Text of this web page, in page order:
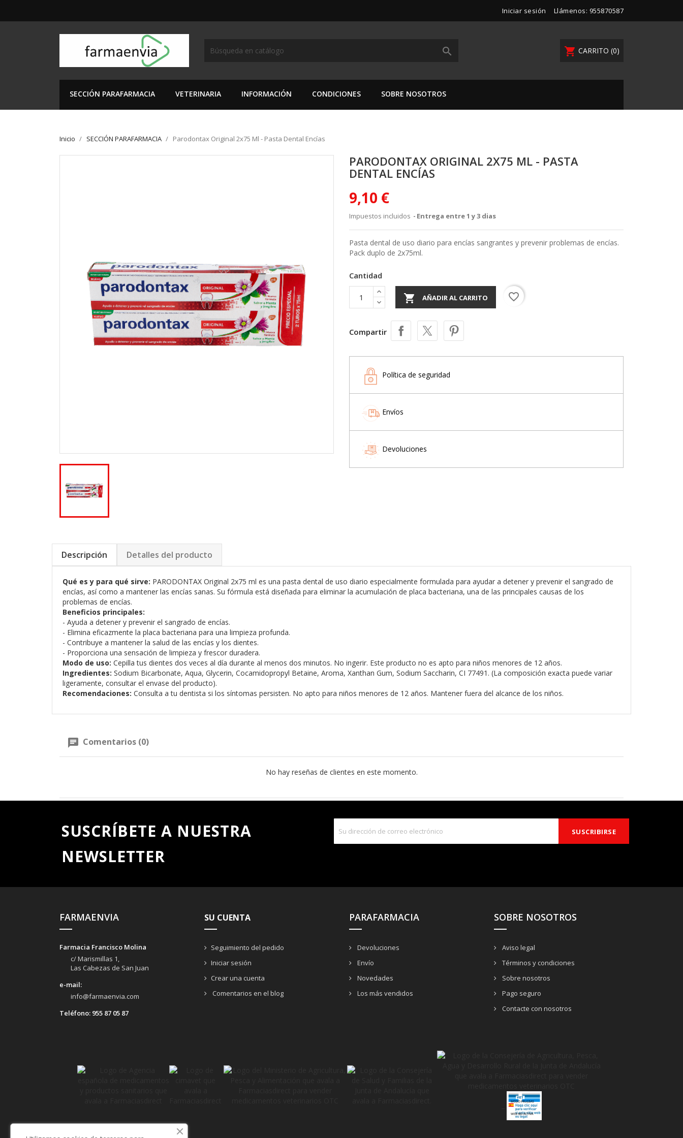
Iniciar sesión Llámenos: 955870587
shopping_cart CARRITO (0)
search
SECCIÓN PARAFARMACIA VETERINARIA INFORMACIÓN CONDICIONES SOBRE NOSOTROS
Inicio SECCIÓN PARAFARMACIA Parodontax Original 2x75 Ml - Pasta Dental Encías
PARODONTAX ORIGINAL 2X75 ML - PASTA
DENTAL ENCÍAS
9,10 €
Impuestos incluidos Entrega entre 1 y 3 dias
Pasta dental de uso diario para encías sangrantes y prevenir problemas de encías.
Pack duplo de 2x75ml.
Cantidad
 AÑADIR AL CARRITO favorite_border
Compartir
Política de seguridad
Envíos
Devoluciones
Descripción Detalles del producto
Qué es y para qué sirve: PARODONTAX Original 2x75 ml es una pasta dental de uso diario especialmente formulada para ayudar a detener y prevenir el sangrado de
encías, así como a mantener las encías sanas. Su fórmula está diseñada para eliminar la acumulación de placa bacteriana, una de las principales causas de los
problemas de encías.
Beneficios principales:
- Ayuda a detener y prevenir el sangrado de encías.
- Elimina eficazmente la placa bacteriana para una limpieza profunda.
- Contribuye a mantener la salud de las encías y los dientes.
- Proporciona una sensación de limpieza y frescor duradera.
Modo de uso: Cepilla tus dientes dos veces al día durante al menos dos minutos. No ingerir. Este producto no es apto para niños menores de 12 años.
Ingredientes: Sodium Bicarbonate, Aqua, Glycerin, Cocamidopropyl Betaine, Aroma, Xanthan Gum, Sodium Saccharin, CI 77491. (La composición exacta puede variar
ligeramente, consultar el envase del producto).
Recomendaciones: Consulta a tu dentista si los síntomas persisten. No apto para niños menores de 12 años. Mantener fuera del alcance de los niños.
Comentarios (0)
No hay reseñas de clientes en este momento.
SUSCRÍBETE A NUESTRA
NEWSLETTER
FARMAENVIA
Farmacia Francisco Molina
c/ Marismillas 1,
Las Cabezas de San Juan
e-mail:
info@farmaenvia.com
Teléfono: 955 87 05 87
SU CUENTA
Seguimiento del pedido
Iniciar sesión
Crear una cuenta
Comentarios en el blog
PARAFARMACIA
Devoluciones
Envío
Novedades
Los más vendidos
SOBRE NOSOTROS
Aviso legal
Términos y condiciones
Sobre nosotros
Pago seguro
Contacte con nosotros